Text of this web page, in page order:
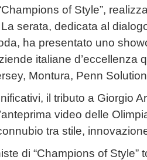
of Style”,
serata, dedicata al
ha presentato uno
italiane d’eccellenza
Montura, Penn
il tributo a Giorgio
video delle
tra stile,
di “Champions of Style”